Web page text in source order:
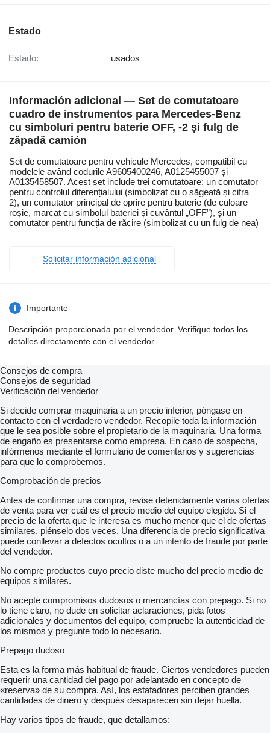
Estado
Estado: usados
Información adicional — Set de comutatoare
cuadro de instrumentos para Mercedes-Benz
cu simboluri pentru baterie OFF, -2 și fulg de
zăpadă camión
Set de comutatoare pentru vehicule Mercedes, compatibil cu
modelele având codurile A9605400246, A0125455007 și
A0135458507. Acest set include trei comutatoare: un comutator
pentru controlul diferențialului (simbolizat cu o săgeată și cifra
2), un comutator principal de oprire pentru baterie (de culoare
roșie, marcat cu simbolul bateriei și cuvântul „OFF”), și un
comutator pentru funcția de răcire (simbolizat cu un fulg de nea)
Solicitar información adicional
Importante
Descripción proporcionada por el vendedor. Verifique todos los
detalles directamente con el vendedor.
Consejos de compra
Consejos de seguridad
Verificación del vendedor
Si decide comprar maquinaria a un precio inferior, póngase en
contacto con el verdadero vendedor. Recopile toda la información
que le sea posible sobre el propietario de la maquinaria. Una forma
de engaño es presentarse como empresa. En caso de sospecha,
infórmenos mediante el formulario de comentarios y sugerencias
para que lo comprobemos.
Comprobación de precios
Antes de confirmar una compra, revise detenidamente varias ofertas
de venta para ver cuál es el precio medio del equipo elegido. Si el
precio de la oferta que le interesa es mucho menor que el de ofertas
similares, piénselo dos veces. Una diferencia de precio significativa
puede conllevar a defectos ocultos o a un intento de fraude por parte
del vendedor.
No compre productos cuyo precio diste mucho del precio medio de
equipos similares.
No acepte compromisos dudosos o mercancías con prepago. Si no
lo tiene claro, no dude en solicitar aclaraciones, pida fotos
adicionales y documentos del equipo, compruebe la autenticidad de
los mismos y pregunte todo lo necesario.
Prepago dudoso
Esta es la forma más habitual de fraude. Ciertos vendedores pueden
requerir una cantidad del pago por adelantado en concepto de
«reserva» de su compra. Así, los estafadores perciben grandes
cantidades de dinero y después desaparecen sin dejar huella.
Hay varios tipos de fraude, que detallamos: